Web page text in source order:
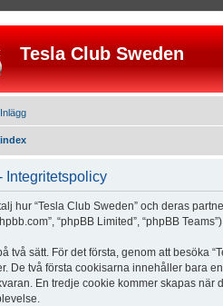
Tesla Club Sweden
Integritetspolicy
hur “Tesla Club Sweden” och deras
“phpBB Limited”, “phpBB
två sätt. För det första, genom att besöka
De två första cookisarna innehåller bara
En tredje cookie kommer skapas när